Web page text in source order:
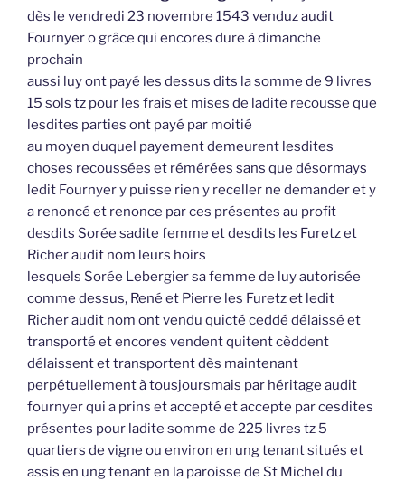
dès le vendredi 23 novembre 1543 venduz audit
Fournyer o grâce qui encores dure à dimanche
prochain
aussi luy ont payé les dessus dits la somme de 9 livres
15 sols tz pour les frais et mises de ladite recousse que
lesdites parties ont payé par moitié
au moyen duquel payement demeurent lesdites
choses recoussées et rémérées sans que désormays
ledit Fournyer y puisse rien y receller ne demander et y
a renoncé et renonce par ces présentes au profit
desdits Sorée sadite femme et desdits les Furetz et
Richer audit nom leurs hoirs
lesquels Sorée Lebergier sa femme de luy autorisée
comme dessus, René et Pierre les Furetz et ledit
Richer audit nom ont vendu quicté ceddé délaissé et
transporté et encores vendent quitent cèddent
délaissent et transportent dès maintenant
perpétuellement à tousjoursmais par héritage audit
fournyer qui a prins et accepté et accepte par cesdites
présentes pour ladite somme de 225 livres tz 5
quartiers de vigne ou environ en ung tenant situés et
assis en ung tenant en la paroisse de St Michel du